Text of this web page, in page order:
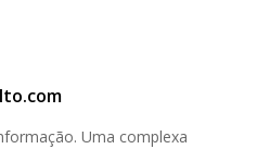
Uma complexa